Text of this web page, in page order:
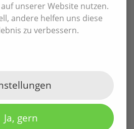
(VgV) ist mehr
sie ist ein klares …
unserer Website nutzen.
andere helfen uns diese
zu verbessern.
Ja, gern